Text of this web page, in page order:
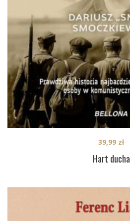
Hart ducha
39,99 zł